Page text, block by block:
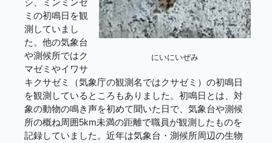
にいにいぜみ
シ、ミンミンゼ
ミの初鳴日を観
測していまし
た。他の気象台
や測候所ではク
マゼミやイワサ
キクサゼミ（気象庁の観測名ではクサゼミ）の初鳴日
を観測しているところもありました。初鳴日とは、対
象の動物の鳴き声を初めて聞いた日で、気象台や測候
所の概ね周囲5km未満の距離で職員が観測したものを
記録していました。近年は気象台・測候所周辺の生物